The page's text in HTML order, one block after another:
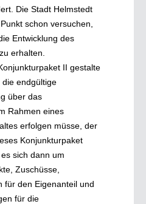
Die Stadt Helmstedt
schon versuchen,
Entwicklung des
erhalten.
II gestalte
endgültige
über das
Rahmen eines
erfolgen müsse, der
Konjunkturpaket
sich dann um
Zuschüsse,
für den Eigenanteil und
für die